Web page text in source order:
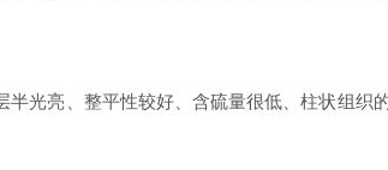
光亮、整平性较好、含硫量很低、柱状组